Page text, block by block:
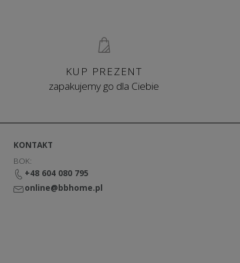
sprawia, że kolekcja mebli SITS
nie pozostając obojętnym na
KUP PREZENT
zapakujemy go dla Ciebie
KONTAKT
BOK:
+48 604 080 795
online@bbhome.pl